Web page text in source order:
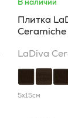
В наличии
Плитка
LaDiva
5x15см